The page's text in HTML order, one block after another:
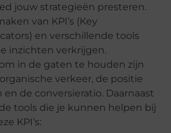
jouw strategieën presteren.
van KPI’s (Key
en verschillende tools
inzichten verkrijgen.
om in de gaten te houden zijn
verkeer, de positie
de conversieratio. Daarnaast
tools die je kunnen helpen bij
KPI’s: